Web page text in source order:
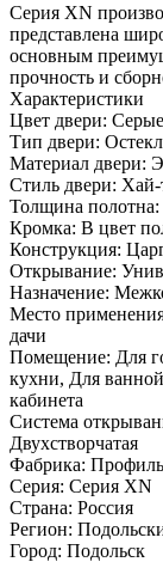
Серия ХN
представлена
основным
прочность и
Характеристики
Цвет двери: Серые
Тип двери:
Материал двери:
Стиль двери: Хай-
Толщина
Кромка: В цвет
Конструкция:
Открывание:
Назначение:
Место
дачи
Помещение: Для
кухни, Для
кабинета
Система
Двухстворчатая
Фабрика:
Серия: Серия XN
Страна: Россия
Регион:
Город: Подольск